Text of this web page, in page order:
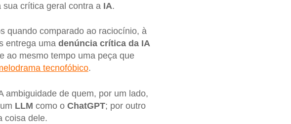
crítica geral contra a IA.
quando comparado ao raciocínio, à
entrega uma denúncia crítica da IA
ao mesmo tempo uma peça que
tecnofóbico.
ambiguidade de quem, por um lado,
LLM como o ChatGPT; por outro
coisa dele.